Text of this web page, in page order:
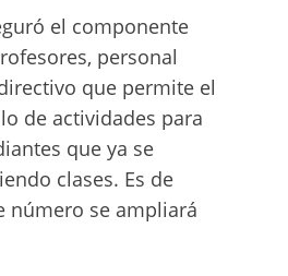
el componente
personal
que permite el
de actividades para
que ya se
clases. Es de
número se ampliará